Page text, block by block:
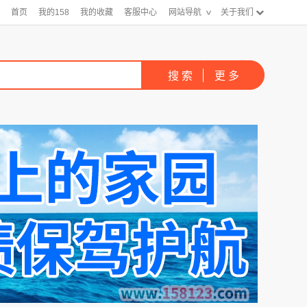
首页 我的158 我的收藏 客服中心 网站导航 关于我们